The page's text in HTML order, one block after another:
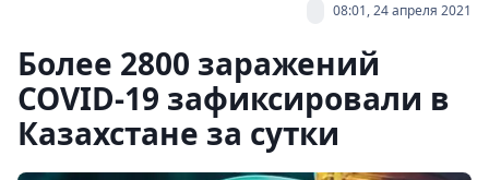
08:01, 24 апреля 2021
Более 2800 заражений
COVID-19 зафиксировали в
Казахстане за сутки